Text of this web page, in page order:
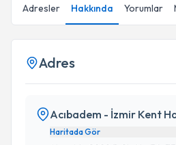
Adresler Hakkında Yorumlar
Adres
Acıbadem - İzmir Kent
Haritada Gör